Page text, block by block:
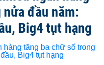
đầu năm:
Big4 tụt hạng